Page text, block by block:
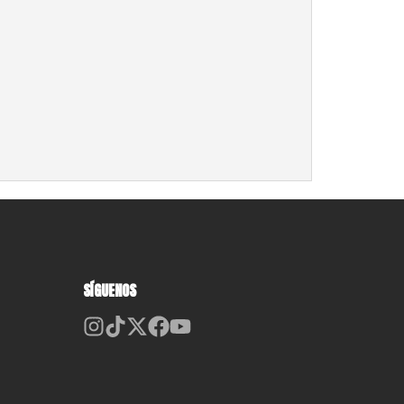
SÍGUENOS